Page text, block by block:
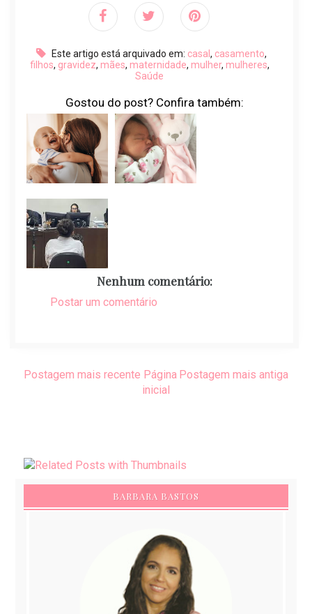
Este artigo está arquivado em: casal , casamento,
filhos, gravidez, mães, maternidade, mulher, mulheres,
Saúde
Gostou do post? Confira também:
Nenhum comentário:
Postar um comentário
Postagem mais recente Postagem mais antiga
Página
inicial
BARBARA BASTOS